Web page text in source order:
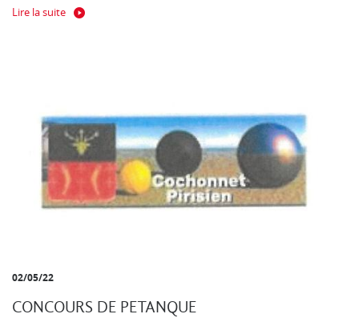
Lire la suite
02/05/22
CONCOURS DE PETANQUE